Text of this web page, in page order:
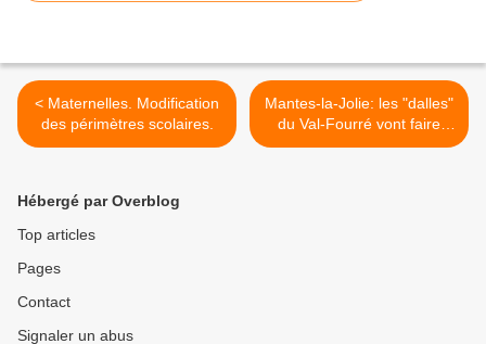
< Maternelles. Modification
des périmètres scolaires.
Mantes-la-Jolie: les "dalles"
du Val-Fourré vont faire
table rase. >
Hébergé par Overblog
Top articles
Pages
Contact
Signaler un abus